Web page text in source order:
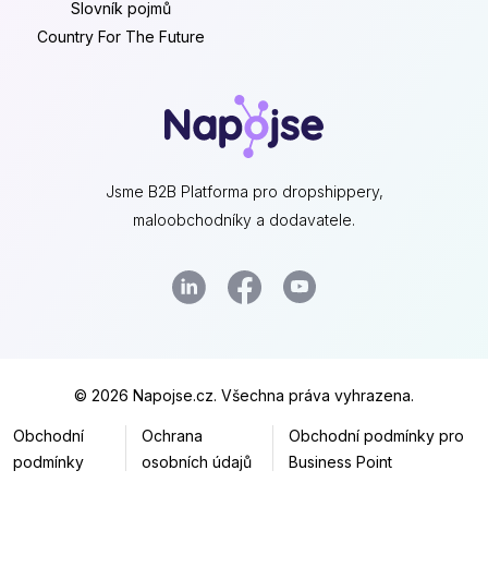
Jsme B2B Platforma pro dropshippery,
maloobchodníky a dodavatele.
Slovník pojmů
Country For The Future
© 2026 Napojse.cz. Všechna práva vyhrazena.
Obchodní
podmínky
Ochrana
osobních údajů
Obchodní podmínky pro
Business Point